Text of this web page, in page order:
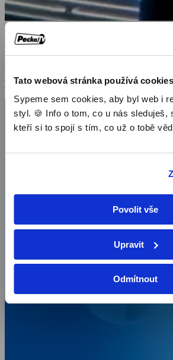
Tato webová stránka používá cookies
Sypeme sem cookies, aby byl web i
styl. 🍪 Info o tom, co u nás sleduješ,
kteří si to spojí s tím, co už o tobě
Povolit vše
Upravit
Odmítnout
Počasí
Publicistické pořady / Pořady / Televizní